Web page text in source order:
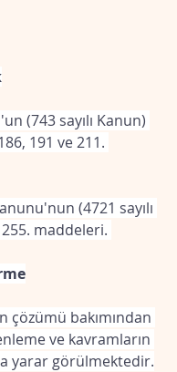
(743 sayılı Kanun)
191 ve 211.
(4721 sayılı
maddeleri.
çözümü bakımından
ve kavramların
yarar görülmektedir.